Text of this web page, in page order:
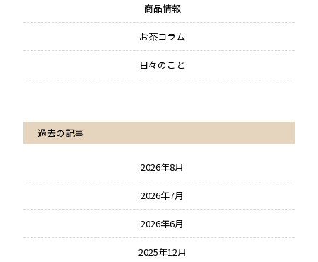
商品情報
お茶コラム
日々のこと
過去の記事
2026年8月
2026年7月
2026年6月
2025年12月